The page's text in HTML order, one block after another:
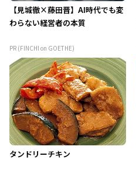
【見城徹×藤田晋】AI時代でも変
わらない経営者の本質
PR (FINCHI on GOETHE)
タンドリーチキン